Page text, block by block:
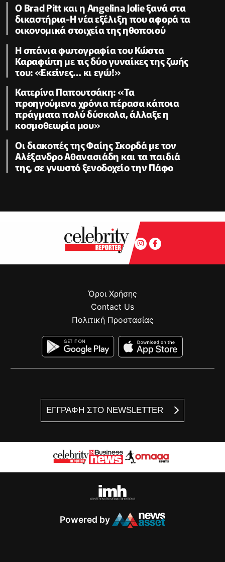
Ο Brad Pitt και η Angelina Jolie ξανά στα
δικαστήρια-Η νέα εξέλιξη που αφορά τα
οικονομικά στοιχεία της ηθοποιού
Η σπάνια φωτογραφία του Κώστα
Καραφώτη με τις δύο γυναίκες της ζωής
του: «Εκείνες… κι εγώ!»
Κατερίνα Παπουτσάκη: «Τα
προηγούμενα χρόνια πέρασα κάποια
πράγματα πολύ δύσκολα, άλλαξε η
κοσμοθεωρία μου»
Οι διακοπές της Φαίης Σκορδά με τον
Αλέξανδρο Αθανασιάδη και τα παιδιά
της, σε γνωστό ξενοδοχείο την Πάφο
ΕΓΓΡΑΦΗ ΣΤΟ NEWSLETTER
Όροι Χρήσης
Contact Us
Πολιτική Προστασίας
Powered by